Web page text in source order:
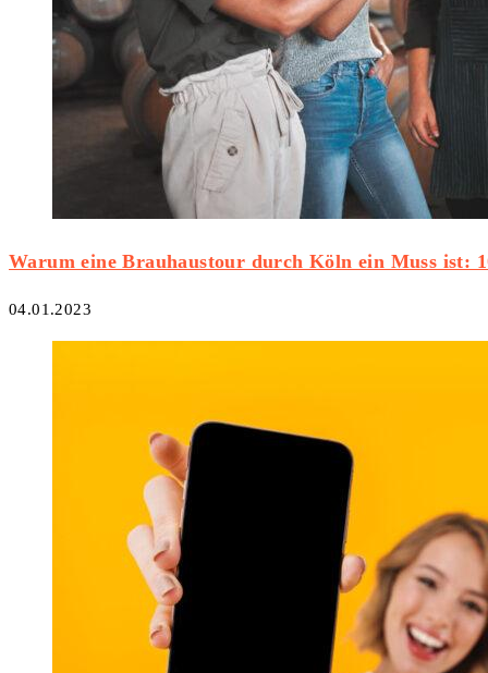
Warum eine Brauhaustour durch Köln ein Muss ist:
04.01.2023